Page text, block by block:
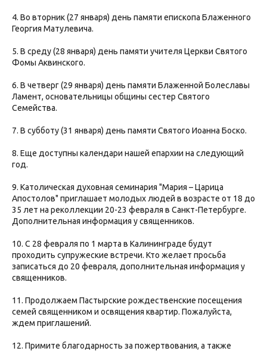
4. Во вторник (27 января) день памяти епископа Блаженного
Георгия Матулевича.
5. В среду (28 января) день памяти учителя Церкви Святого
Фомы Аквинского.
6. В четверг (29 января) день памяти Блаженной Болеславы
Ламент, основательницы общины сестер Святого
Семейства.
7. В субботу (31 января) день памяти Святого Иоанна Боско.
8. Еще доступны календари нашей епархии на следующий
год.
9. Католическая духовная семинария "Мария – Царица
Апостолов" приглашает молодых людей в возрасте от 18 до
35 лет на реколлекции 20-23 февраля в Санкт-Петербурге.
Дополнительная информация у священников.
10. С 28 февраля по 1 марта в Калининграде будут
проходить супружеские встречи. Кто желает просьба
записаться до 20 февраля, дополнительная информация у
священников.
11. Продолжаем Пастырские рождественские посещения
семей священником и освящения квартир. Пожалуйста,
ждем приглашений.
12. Примите благодарность за пожертвования, а также